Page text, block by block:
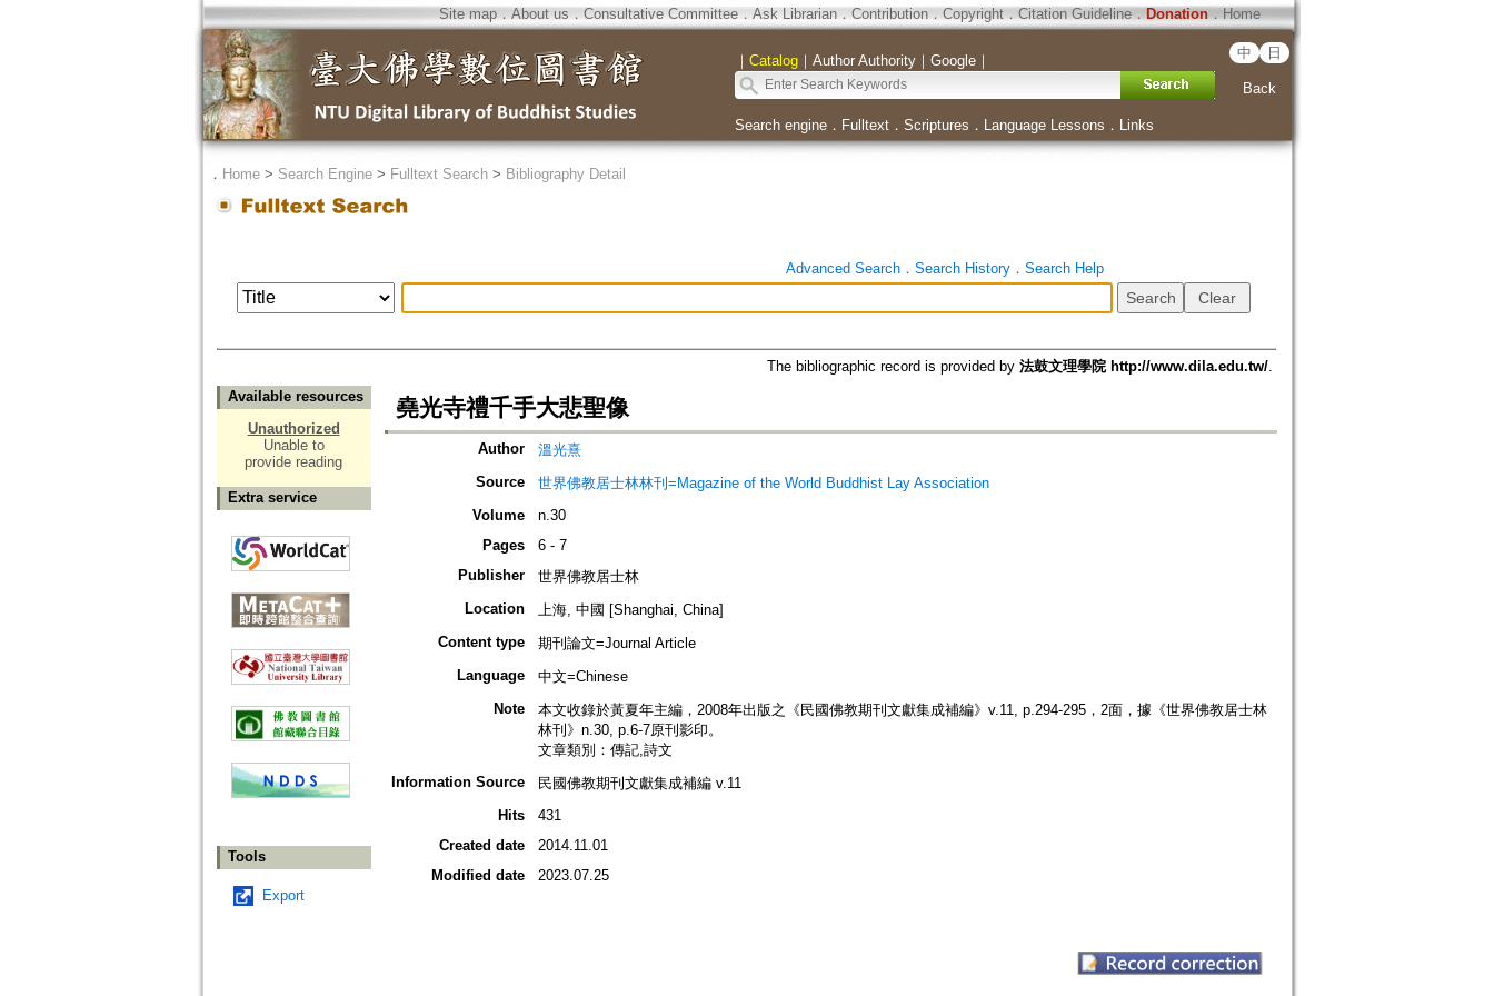
Site map．About us ． Consultative Committee． Ask Librarian． Contribution．Copyright．Citation Guideline． Donation．Home
｜ Catalog｜ Author Authority｜ Google｜ 中 日
Back
Search engine． Fulltext． Scriptures ． Language Lessons ． Links
． Home> Search Engine> Fulltext Search> Bibliography Detail
Advanced Search． Search History． Search Help
The bibliographic record is provided by 法鼓文理學院 http://www.dila.edu.tw/.
Available resources
Unauthorized
Unable to
provide reading
Extra service
Tools
Export
堯光寺禮千手大悲聖像
Author
溫光熹
Source
世界佛教居士林林刊=Magazine of the World Buddhist Lay Association
Volume
n.30
Pages
6 - 7
Publisher
世界佛教居士林
Location
上海, 中國 [Shanghai, China]
Content type
期刊論文=Journal Article
Language
中文=Chinese
Note
本文收錄於黃夏年主編，2008年出版之《民國佛教期刊文獻集成補編》v.11, p.294-295，2面，據《世界佛教居士林
林刊》n.30, p.6-7原刊影印。
文章類別：傳記,詩文
Information Source
民國佛教期刊文獻集成補編 v.11
Hits
431
Created date
2014.11.01
Modified date
2023.07.25